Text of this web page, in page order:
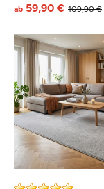
109,90 €
ab 59,90 €